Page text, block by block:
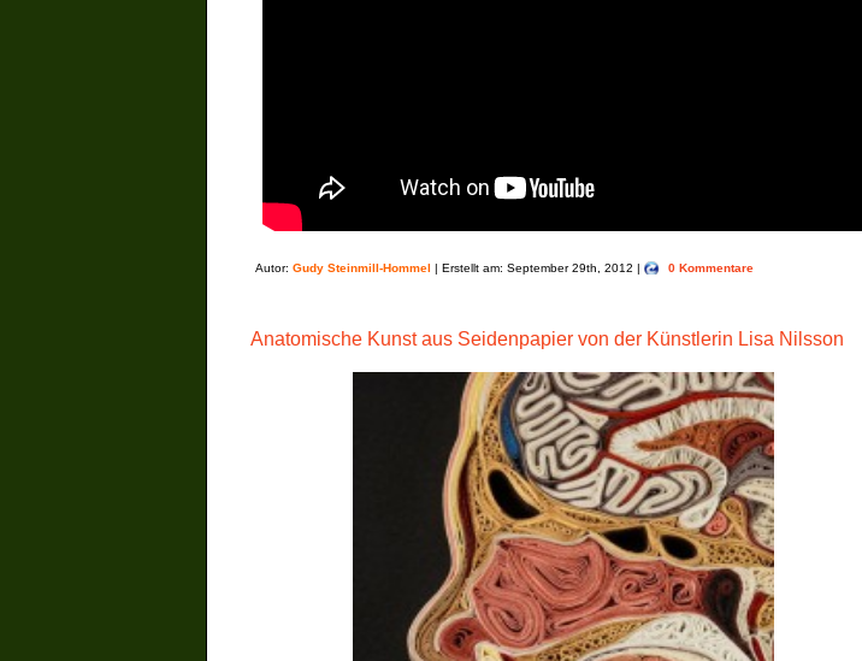
Autor: Gudy Steinmill-Hommel | Erstellt am: September 29th, 2012 | 0 Kommentare
Anatomische Kunst aus Seidenpapier von der Künstlerin Lisa Nilsson